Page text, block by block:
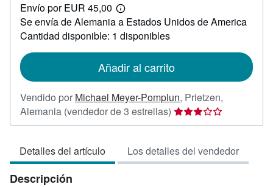
38,00
Envío por EUR 45,00
Más
información
sobre
las
envío
Se envía de Alemania a Estados Unidos de America
Cantidad disponible: 1 disponibles
Añadir al carrito
Vendido por Michael Meyer-Pomplun, Prietzen,
Alemania (vendedor de 3 estrellas) Calificación
del
3
de
Detalles del artículo Los detalles del vendedor
Descripción